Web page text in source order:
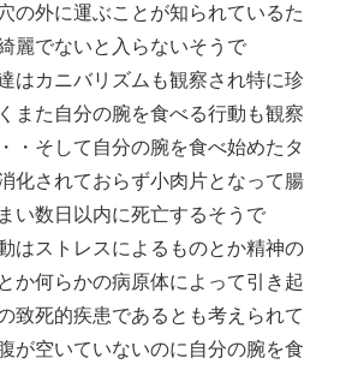
の外に運ぶことが知られているた
麗でないと入らないそうで
はカニバリズムも観察され特に珍
また自分の腕を食べる行動も観察
・そして自分の腕を食べ始めたタ
化されておらず小肉片となって腸
い数日以内に死亡するそうで
はストレスによるものとか精神の
か何らかの病原体によって引き起
致死的疾患であるとも考えられて
が空いていないのに自分の腕を食